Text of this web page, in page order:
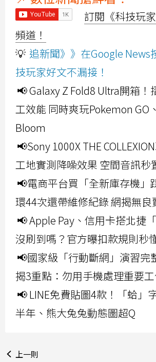
訂閱《科技玩
頻道！
💡 追新聞》》在Google News
技玩家好文不漏接！
📢 Galaxy Z Fold8 Ultra開箱！
工效能 同時爽玩Pokemon GO
Bloom
📢Sony 1000X THE
工地實測降噪效果 空間音訊秒
📢電商平台買「全新庫存機」
環44次還帶維修紀錄 網揭無良
📢 Apple Pay、信用卡搭北捷
沒刷到嗎？官方曝扣款規則秒
📢國家級「行動斷網」演習完
揭3重點：勿用手機處理重要
📢 LINE免費貼圖4款！「蛤」
半年、熊大兔兔動態圖超Q
上一則